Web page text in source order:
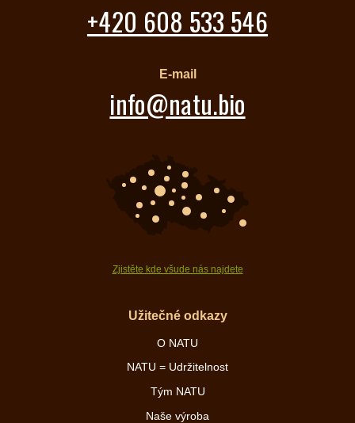
+420 608 533 546
E-mail
info@natu.bio
Zjistěte kde všude nás najdete
Užitečné odkazy
O NATU
NATU = Udržitelnost
Tým NATU
Naše výroba